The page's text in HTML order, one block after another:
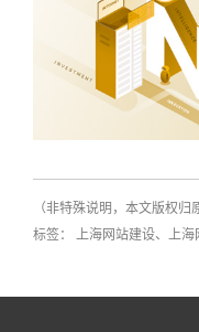
（非特殊说明，本文版权归
标签： 上海网站建设、上